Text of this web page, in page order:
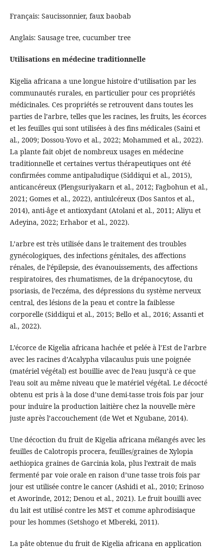
Français: Saucissonnier, faux baobab
Anglais: Sausage tree, cucumber tree
Utilisations en médecine traditionnelle
Kigelia africana a une longue histoire d’utilisation par les
communautés rurales, en particulier pour ces propriétés
médicinales. Ces propriétés se retrouvent dans toutes les
parties de l’arbre, telles que les racines, les fruits, les écorces
et les feuilles qui sont utilisées à des fins médicales (Saini et
al., 2009; Dossou-Yovo et al., 2022; Mohammed et al., 2022).
La plante fait objet de nombreux usages en médecine
traditionnelle et certaines vertus thérapeutiques ont été
confirmées comme antipaludique (Siddiqui et al., 2015),
anticancéreux (Plengsuriyakarn et al., 2012; Fagbohun et al.,
2021; Gomes et al., 2022), antiulcéreux (Dos Santos et al.,
2014), anti-âge et antioxydant (Atolani et al., 2011; Aliyu et
Adeyina, 2022; Erhabor et al., 2022).
L’arbre est très utilisée dans le traitement des troubles
gynécologiques, des infections génitales, des affections
rénales, de l’épilepsie, des évanouissements, des affections
respiratoires, des rhumatismes, de la drépanocytose, du
psoriasis, de l’eczéma, des dépressions du système nerveux
central, des lésions de la peau et contre la faiblesse
corporelle (Siddiqui et al., 2015; Bello et al., 2016; Assanti et
al., 2022).
L’écorce de Kigelia africana hachée et pelée à l’Est de l’arbre
avec les racines d’Acalypha vilacaulus puis une poignée
(matériel végétal) est bouillie avec de l’eau jusqu’à ce que
l’eau soit au même niveau que le matériel végétal. Le décocté
obtenu est pris à la dose d’une demi-tasse trois fois par jour
pour induire la production laitière chez la nouvelle mère
juste après l’accouchement (de Wet et Ngubane, 2014).
Une décoction du fruit de Kigelia africana mélangés avec les
feuilles de Calotropis procera, feuilles/graines de Xylopia
aethiopica graines de Garcinia kola, plus l’extrait de maïs
fermenté par voie orale en raison d’une tasse trois fois par
jour est utilisée contre le cancer (Ashidi et al., 2010; Erinoso
et Aworinde, 2012; Denou et al., 2021). Le fruit bouilli avec
du lait est utilisé contre les MST et comme aphrodisiaque
pour les hommes (Setshogo et Mbereki, 2011).
La pâte obtenue du fruit de Kigelia africana en application